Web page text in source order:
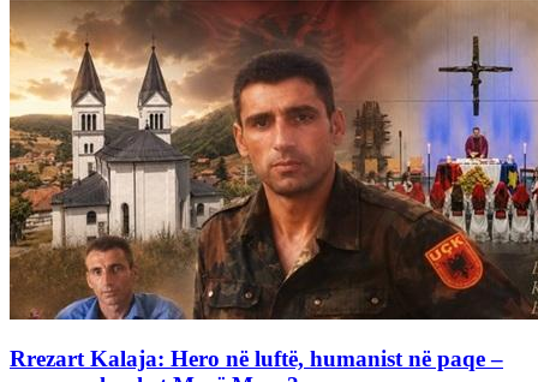
Rrezart Kalaja: Hero në luftë, humanist në paqe –